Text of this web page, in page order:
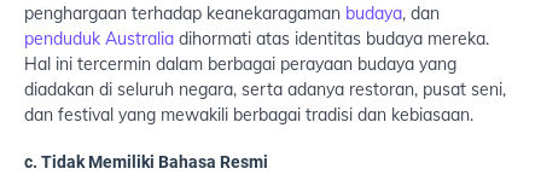
penghargaan terhadap keanekaragaman budaya, dan
penduduk Australia dihormati atas identitas budaya mereka.
Hal ini tercermin dalam berbagai perayaan budaya yang
diadakan di seluruh negara, serta adanya restoran, pusat seni,
dan festival yang mewakili berbagai tradisi dan kebiasaan.
c. Tidak Memiliki Bahasa Resmi